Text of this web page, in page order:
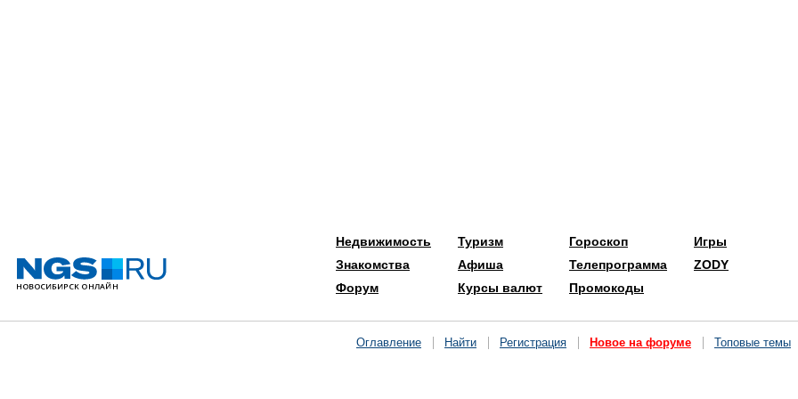
Недвижимость
Знакомства
Форум
Туризм
Афиша
Курсы валют
Гороскоп
Телепрограмма
Промокоды
Игры
ZODY
Оглавление Найти Регистрация Новое на форуме Топовые темы